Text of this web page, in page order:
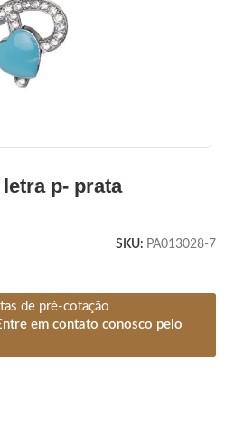
letra p- prata
SKU: PA013028-7
de pré-cotação
em contato conosco pelo